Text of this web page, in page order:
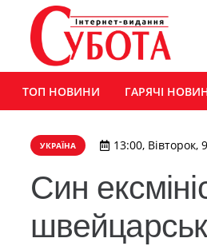
ТОП НОВИНИ ГАРЯЧІ
УКРАЇНА 13:00, Вівторок,
Син